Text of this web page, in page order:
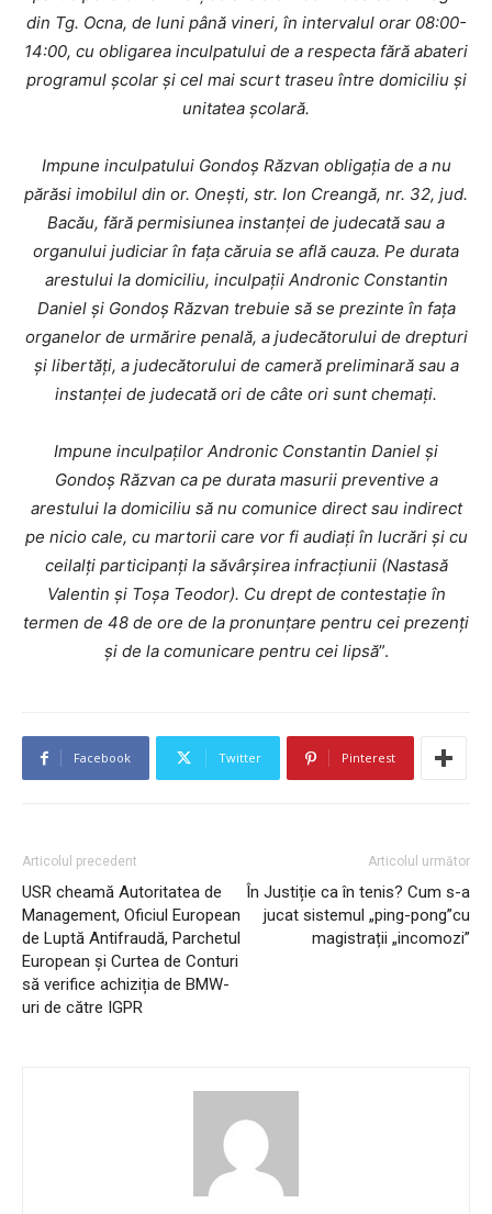
din Tg. Ocna, de luni până vineri, în intervalul orar 08:00-
14:00, cu obligarea inculpatului de a respecta fără abateri
programul școlar și cel mai scurt traseu între domiciliu și
unitatea școlară.
Impune inculpatului Gondoş Răzvan obligaţia de a nu
părăsi imobilul din or. Onești, str. Ion Creangă, nr. 32, jud.
Bacău, fără permisiunea instanţei de judecată sau a
organului judiciar în faţa căruia se află cauza. Pe durata
arestului la domiciliu, inculpaţii Andronic Constantin
Daniel şi Gondoș Răzvan trebuie să se prezinte în faţa
organelor de urmărire penală, a judecătorului de drepturi
şi libertăţi, a judecătorului de cameră preliminară sau a
instanţei de judecată ori de câte ori sunt chemaţi.
Impune inculpaţilor Andronic Constantin Daniel şi
Gondoș Răzvan ca pe durata masurii preventive a
arestului la domiciliu să nu comunice direct sau indirect
pe nicio cale, cu martorii care vor fi audiaţi în lucrări şi cu
ceilalţi participanţi la săvârşirea infracţiunii (Nastasă
Valentin şi Toşa Teodor). Cu drept de contestaţie în
termen de 48 de ore de la pronunţare pentru cei prezenţi
şi de la comunicare pentru cei lipsă”.
Facebook Twitter Pinterest
Articolul precedent
USR cheamă Autoritatea de
Management, Oficiul European
de Luptă Antifraudă, Parchetul
European şi Curtea de Conturi
să verifice achiziția de BMW-
uri de către IGPR
Articolul următor
În Justiție ca în tenis? Cum s-a
jucat sistemul „ping-pong”cu
magistrații „incomozi”